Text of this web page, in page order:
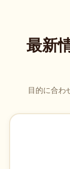
最新
目的に合わ